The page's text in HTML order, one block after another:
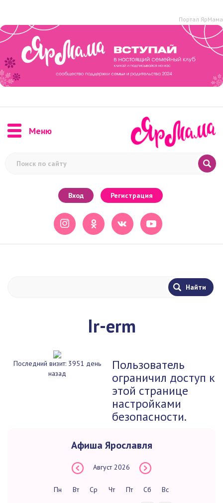
Портал ЯрМама
Меню
Вход Регистрация
Ir-erm
Последний визит: 3951 день
назад
Пользователь
ограничил доступ к
этой странице
настройками
безопасности.
Афиша Ярославля
Август 2026
Пн Вт Ср Чт Пт Сб Вс